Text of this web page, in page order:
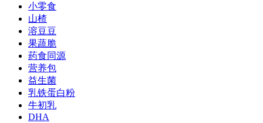
小零食
山楂
溶豆豆
果蔬脆
药食同源
营养包
益生菌
乳铁蛋白粉
牛初乳
DHA